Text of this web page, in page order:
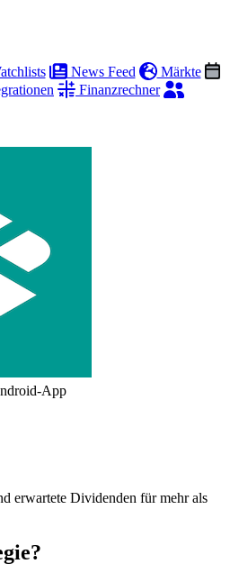
News Feed
Märkte
Finanzrechner
App
erwartete Dividenden für mehr als